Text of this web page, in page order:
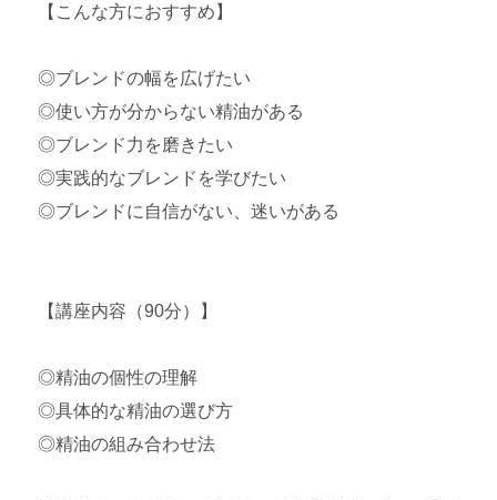
【こんな方におすすめ】
◎ブレンドの幅を広げたい
◎使い方が分からない精油がある
◎ブレンド力を磨きたい
◎実践的なブレンドを学びたい
◎ブレンドに自信がない、迷いがある
【講座内容（90分）】
◎精油の個性の理解
◎具体的な精油の選び方
◎精油の組み合わせ法